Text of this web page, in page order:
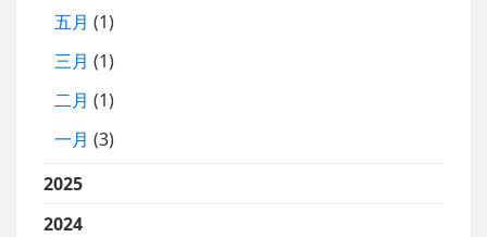
五月 (1)
三月 (1)
二月 (1)
一月 (3)
2025
2024